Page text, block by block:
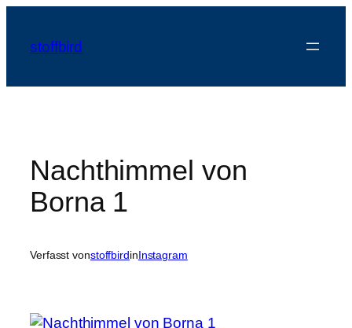
springen
stoffbird
Nachthimmel von
Borna 1
Verfasst vonstoffbirdinInstagram